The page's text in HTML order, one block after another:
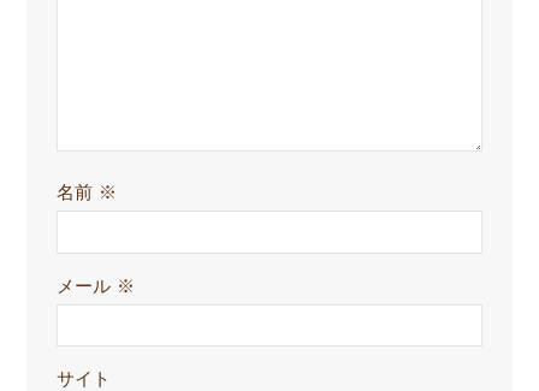
名前 ※
メール ※
サイト